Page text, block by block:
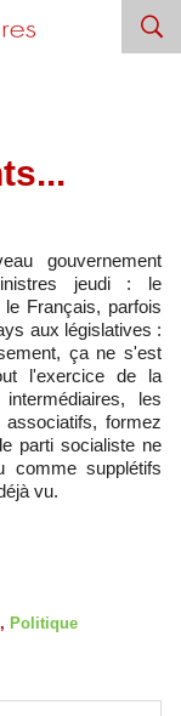
jeudi : le
Français, parfois
aux législatives :
ça ne s'est
l'exercice de la
les
formez
parti socialiste ne
comme supplétifs
vu.
, Politique